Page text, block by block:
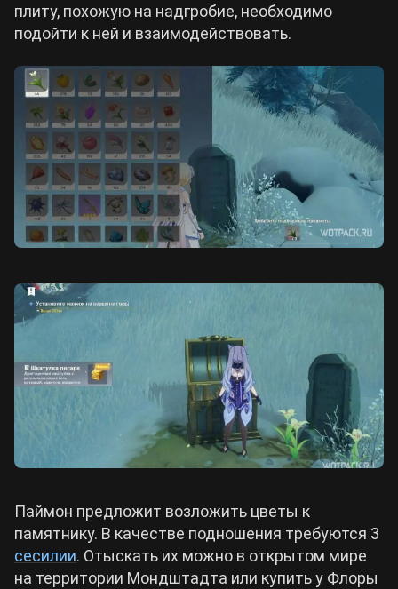
плиту, похожую на надгробие, необходимо
подойти к ней и взаимодействовать.
Паймон предложит возложить цветы к
памятнику. В качестве подношения требуются 3
сесилии. Отыскать их можно в открытом мире
на территории Мондштадта или купить у Флоры